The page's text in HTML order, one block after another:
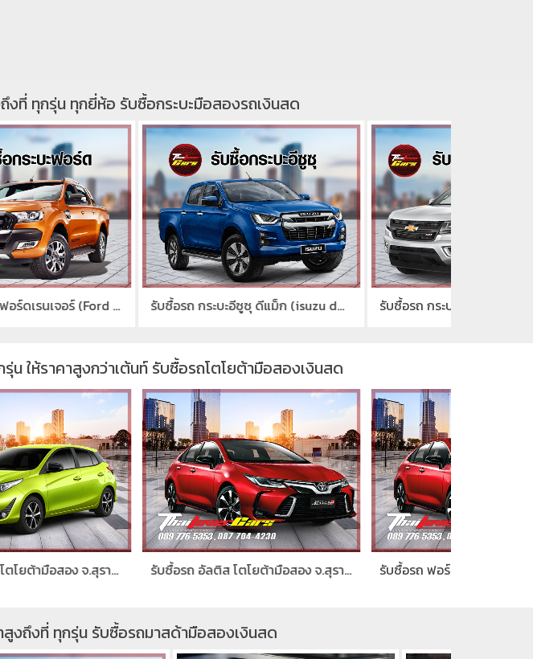
ที่ ทุกรุ่น ทุกยี่ห้อ รับซื้อกระบะมือสองรถเงินสด
รับซื้อรถ กระบะอีซูซุ ดีแม็ก (isuzu dmax)มือสอง จ.สุราษฎร์ธานี รับซื้อรถ กระบะเชฟ โคโลราโด่ (chevrolet colorado)มือสอง จ.สุราษฎร์ธานี
ให้ราคาสูงกว่าเต้นท์ รับซื้อรถโตโยต้ามือสองเงินสด
รับซื้อรถ อัลติส โตโยต้ามือสอง จ.สุราษฎร์ธานี รับซื้อรถ ฟอร์จูนเนอร์ Fortunerมือสอง จ.สุราษฎร์ธานี
งถึงที่ ทุกรุ่น รับซื้อรถมาสด้ามือสองเงินสด